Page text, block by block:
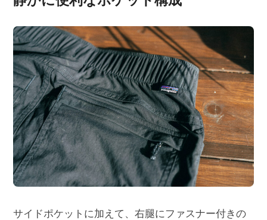
サイドポケットに加えて、右腿にファスナー付きの